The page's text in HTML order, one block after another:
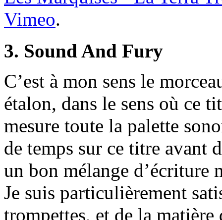
Vimeo.
3. Sound And Fury
C’est à mon sens le
étalon, dans le sens où ce
mesure toute la palette
de temps sur ce titre avant
un bon mélange d’écriture
Je suis particulièrement
trompettes, et de la